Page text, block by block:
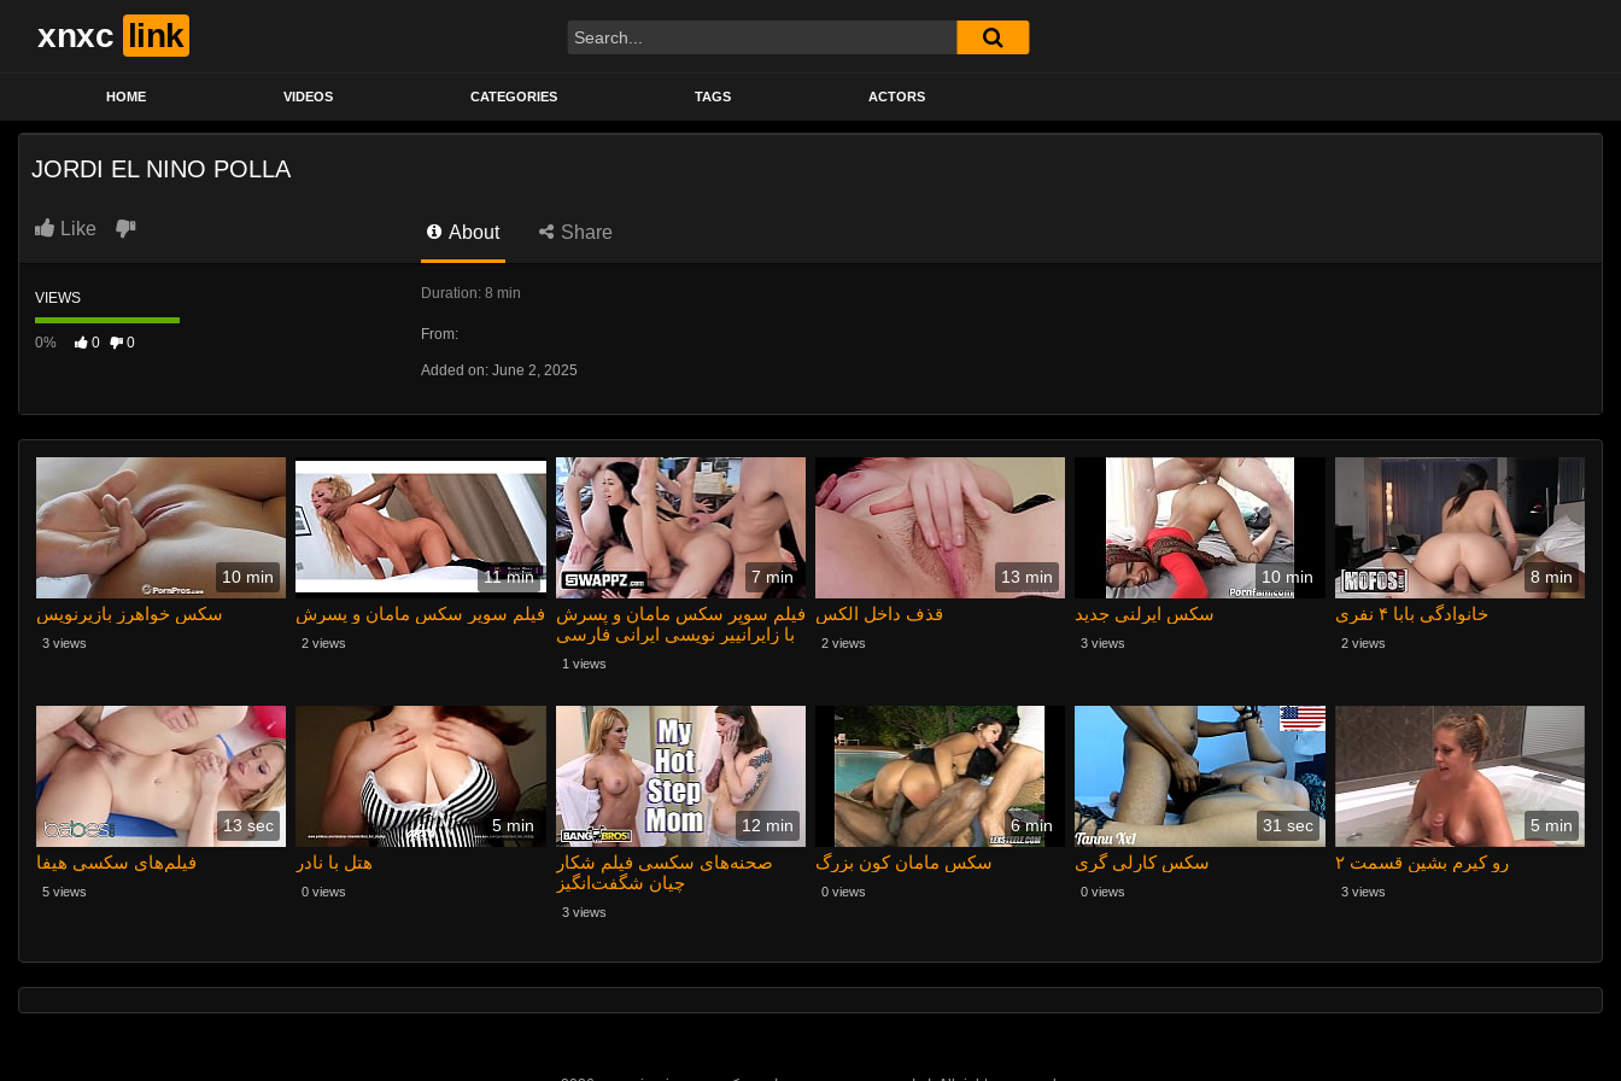
xnxc link Search
HOME VIDEOS CATEGORIES TAGS ACTORS
JORDI EL NINO POLLA
Like About Share
VIEWS
0% 0 0
Duration: 8 min
From:
Added on: June 2, 2025
10 min
سکس خواهرز بازیرنویس
3 views
11 min
فیلم سوپر سکس مامان و پسرش
2 views
7 min
فیلم سوپر سکس مامان و پسرش
با زایرانییر نویسی ایرانی فارسی
1 views
13 min
قذف داخل الکس
2 views
10 min
سکس ایرلنی جدید
3 views
8 min
خانوادگی بابا ۴ نفری
2 views
13 sec
فیلم‌های سکسی هیفا
5 views
5 min
هتل با نادر
0 views
12 min
صحنه‌های سکسی فیلم شکار
چیان شگفت‌انگیز
3 views
6 min
سکس مامان کون بزرگ
0 views
31 sec
سکس کارلی گری
0 views
5 min
رو کیرم بشین قسمت ۲
3 views